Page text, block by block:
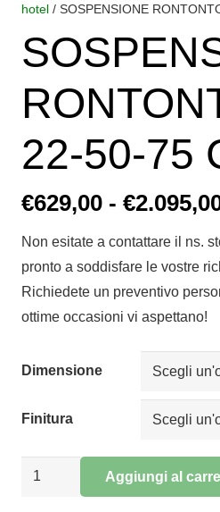
hotel / SOSPENSIONE
22-50-75
€629,00 - €
Non esitate a contattare il ns.
pronto a soddisfare le vostre
Richiedete un preventivo
ottime occasioni vi aspettano!
Dimensione
Finitura
SOSPENSIONE
RONTONTON
Aggiungi al